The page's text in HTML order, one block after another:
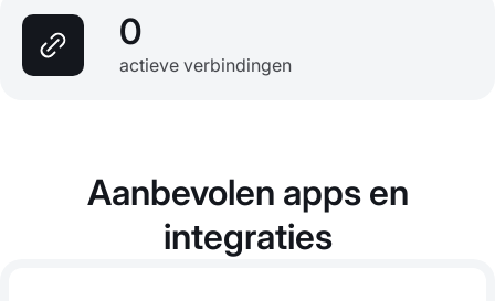
0
actieve verbindingen
Aanbevolen apps en
integraties